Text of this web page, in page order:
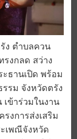
ง ตำบลควน
รงกลด สว่าง
ะธานเปิด พร้อม
รม จังหวัดตรัง
ข้าร่วมในงาน
งการส่งเสริม
เพณีจังหวัด